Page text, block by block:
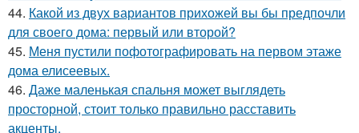
44. Какой из двух вариантов прихожей вы бы предпочли
для своего дома: первый или второй?
45. Меня пустили пофотографировать на первом этаже
дома елисеевых.
46. Даже маленькая спальня может выглядеть
просторной, стоит только правильно расставить
акценты.